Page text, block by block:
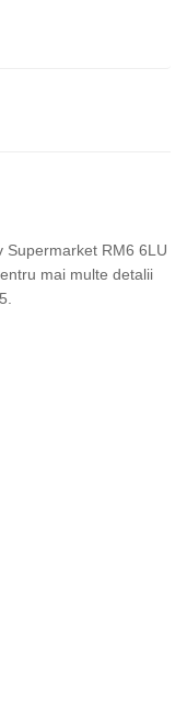
Supermarket RM6 6LU
mai multe detalii